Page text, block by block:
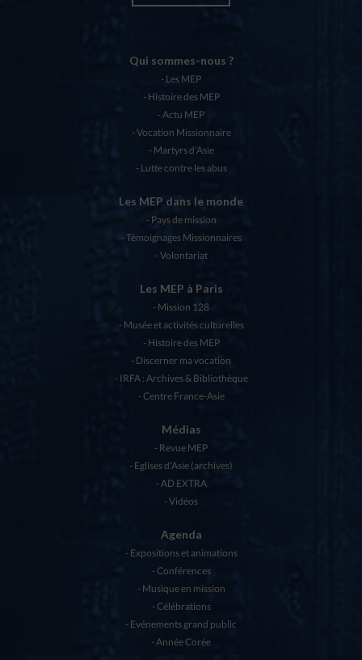
Qui sommes-nous ?
Les MEP
Histoire des MEP
Actu MEP
Vocation Missionnaire
Martyrs d’Asie
Lutte contre les abus
Les MEP dans le monde
Pays de mission
Témoignages Missionnaires
Volontariat
Les MEP à Paris
Mission 128
Musée et activités culturelles
Histoire des MEP
Discerner ma vocation
IRFA : Archives & Bibliothèque
Centre France-Asie
Médias
Revue MEP
Eglises d’Asie (archives)
AD EXTRA
Vidéos
Agenda
Expositions et animations
Conférences
Musique en mission
Célébrations
Evénements grand public
Année Corée